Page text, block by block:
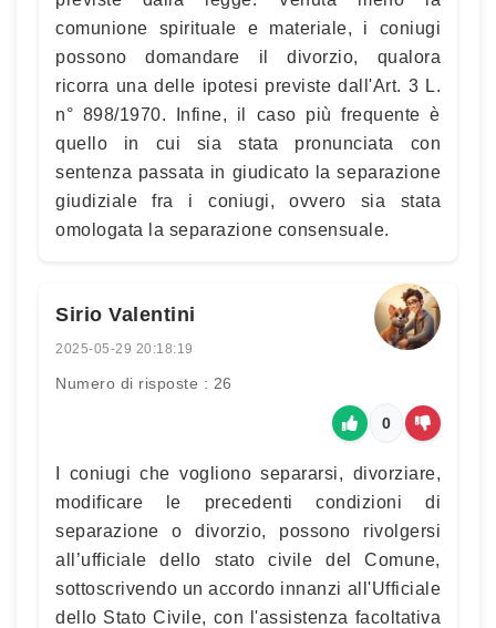
comunione spirituale e materiale, i coniugi
possono domandare il divorzio, qualora
ricorra una delle ipotesi previste dall'Art. 3 L.
n° 898/1970. Infine, il caso più frequente è
quello in cui sia stata pronunciata con
sentenza passata in giudicato la separazione
giudiziale fra i coniugi, ovvero sia stata
omologata la separazione consensuale.
Sirio Valentini
2025-05-29 20:18:19
Numero di risposte : 26
0
I coniugi che vogliono separarsi, divorziare,
modificare le precedenti condizioni di
separazione o divorzio, possono rivolgersi
all’ufficiale dello stato civile del Comune,
sottoscrivendo un accordo innanzi all'Ufficiale
dello Stato Civile, con l'assistenza facoltativa